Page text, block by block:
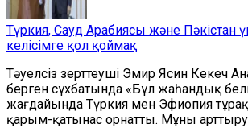
Түркия, Сауд Арабиясы және Пәкістан
келісімге қол қоймақ
Тәуелсіз зерттеуші Эмир Ясин Кекеч
берген сұхбатында «Бұл жаһандық
жағдайында Түркия мен Эфиопия
қарым-қатынас орнатты. Мұны арттыру